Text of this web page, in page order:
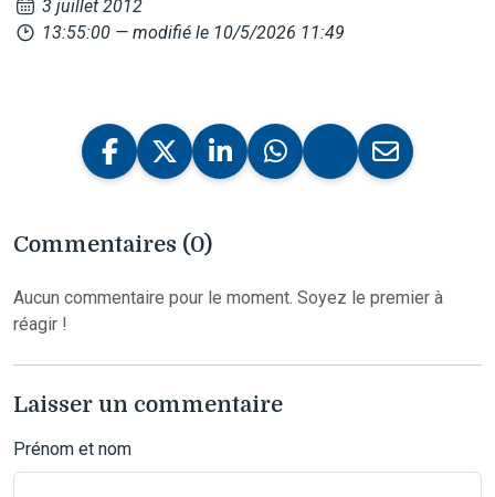
3 juillet 2012
13:55:00 — modifié le 10/5/2026 11:49
Commentaires (0)
Aucun commentaire pour le moment. Soyez le premier à
réagir !
Laisser un commentaire
Prénom et nom